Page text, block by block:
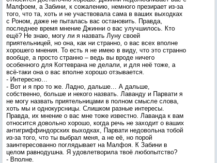
Малфоем, а Забини, к сожалению, немного презирает из-за
того, что та, хоть и не участвовала сама в ваших выходках
с Роном, даже не пыталась вас остановить. Правда,
последнее время мнение Джинни о вас улучшилось. Кто
ещё? Не знаю, могу ли я назвать Луну своей
приятельницей, но она, как ни странно, о вас всех вполне
хорошего мнения. То есть я не имею в виду, что это странно
вообще, а просто странно – ведь вы вроде ничего
особенного для Когтеврана не делали, и для неё тоже, а
всё-таки она о вас вполне хорошо отзывается.
- Интересно…
- Вот и я про то же. Ладно, дальше… А дальше,
собственно, больше и некого назвать. Лаванду и Парвати я
не могу назвать приятельницами в полном смысле слова,
хоть мы и однокурсницы. Слишком разные интересы.
Правда, их мнение о вас мне тоже известно. Лаванда к вам
относится довольно хорошо, когда речь не заходит о ваших
антигриффиндорских выходках, Парвати недовольна тобой
из-за того, что ты выбрал меня, а не её, но порой
заинтересованно поглядывает на Малфоя. К Забини в
целом равнодушна. Я удовлетворила твоё любопытство?
- Вполне.